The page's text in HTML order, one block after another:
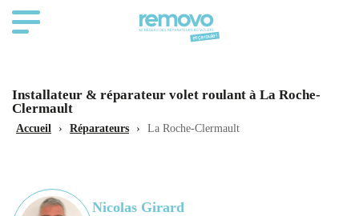
Installateur & réparateur volet roulant à La Roche-
Clermault
Accueil › Réparateurs › La Roche-Clermault
Nicolas Girard